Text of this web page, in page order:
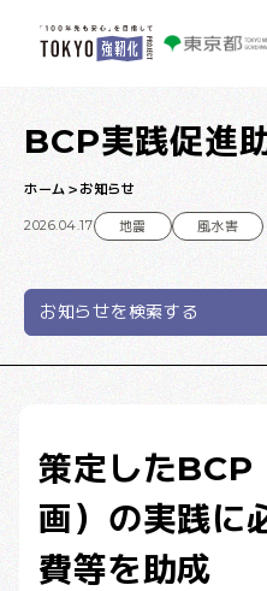
本文へ移動
BCP実践促進
ホーム お知らせ
2026.04.17 地震 風水害
お知らせを検索する
策定したBCP
画）の実践に
費等を助成